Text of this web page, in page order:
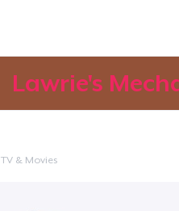
Lawrie's
TV & Movies